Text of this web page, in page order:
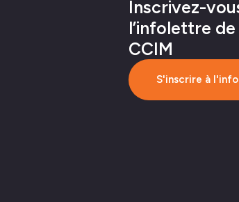
Inscrivez-
l’infolettre de
CCIM
S'inscrire à